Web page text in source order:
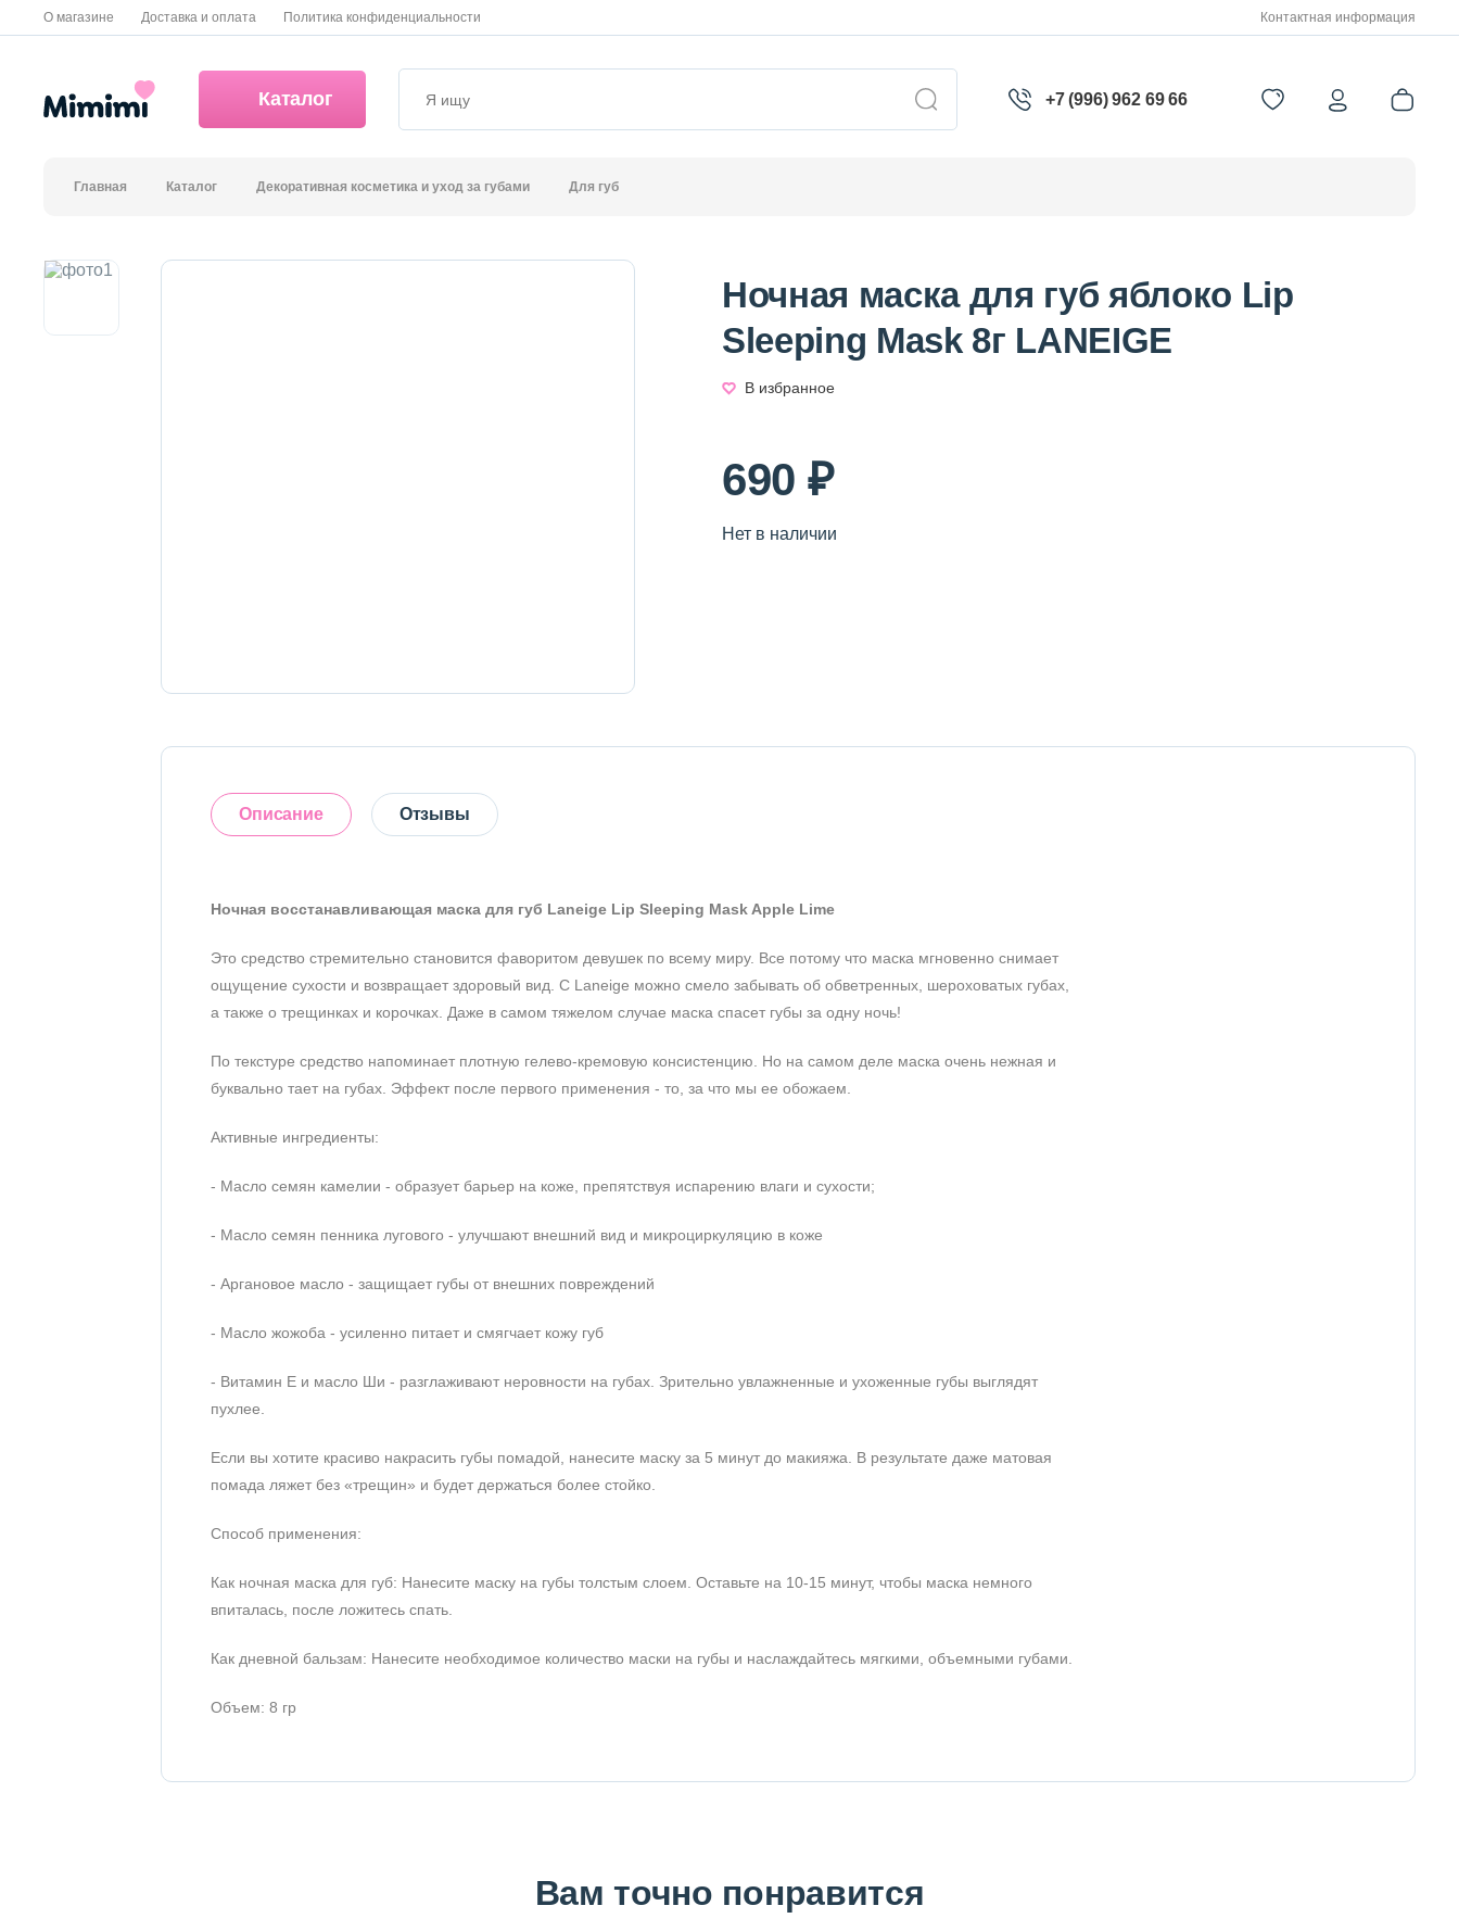
О магазине Доставка и оплата Политика конфиденциальности Контактная информация
Каталог +7 (996) 962 69 66
Главная Каталог Декоративная косметика и уход за губами Для губ
Ночная маска для губ яблоко Lip
Sleeping Mask 8г LANEIGE
В избранное
690 ₽
Нет в наличии
Описание Отзывы
Ночная восстанавливающая маска для губ Laneige Lip Sleeping Mask Apple Lime
Это средство стремительно становится фаворитом девушек по всему миру. Все потому что маска мгновенно снимает
ощущение сухости и возвращает здоровый вид. С Laneige можно смело забывать об обветренных, шероховатых губах,
а также о трещинках и корочках. Даже в самом тяжелом случае маска спасет губы за одну ночь!
По текстуре средство напоминает плотную гелево-кремовую консистенцию. Но на самом деле маска очень нежная и
буквально тает на губах. Эффект после первого применения - то, за что мы ее обожаем.
Активные ингредиенты:
- Масло семян камелии - образует барьер на коже, препятствуя испарению влаги и сухости;
- Масло семян пенника лугового - улучшают внешний вид и микроциркуляцию в коже
- Аргановое масло - защищает губы от внешних повреждений
- Масло жожоба - усиленно питает и смягчает кожу губ
- Витамин Е и масло Ши - разглаживают неровности на губах. Зрительно увлажненные и ухоженные губы выглядят
пухлее.
Если вы хотите красиво накрасить губы помадой, нанесите маску за 5 минут до макияжа. В результате даже матовая
помада ляжет без «трещин» и будет держаться более стойко.
Способ применения:
Как ночная маска для губ: Нанесите маску на губы толстым слоем. Оставьте на 10-15 минут, чтобы маска немного
впиталась, после ложитесь спать.
Как дневной бальзам: Нанесите необходимое количество маски на губы и наслаждайтесь мягкими, объемными губами.
Объем: 8 гр
Вам точно понравится